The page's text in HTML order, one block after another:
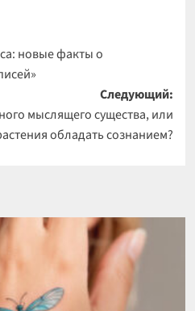
новые факты о
Следующий:
мыслящего существа, или
обладать сознанием?